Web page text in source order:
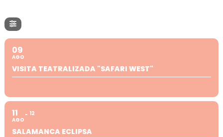
09
AGO
VISITA TEATRALIZADA "SAFARI WEST"
11
AGO
12
SALAMANCA ECLIPSA